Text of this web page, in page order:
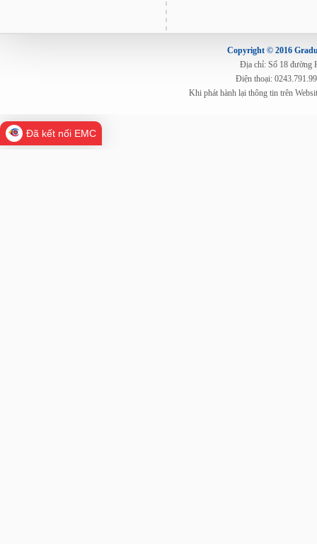
Copyright © 2016
Địa chỉ: Số 18 đường
Điện thoại:
Khi phát hành lại thông tin trên
Đã kết nối EMC